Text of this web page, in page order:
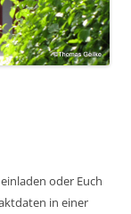
oder Euch
in einer